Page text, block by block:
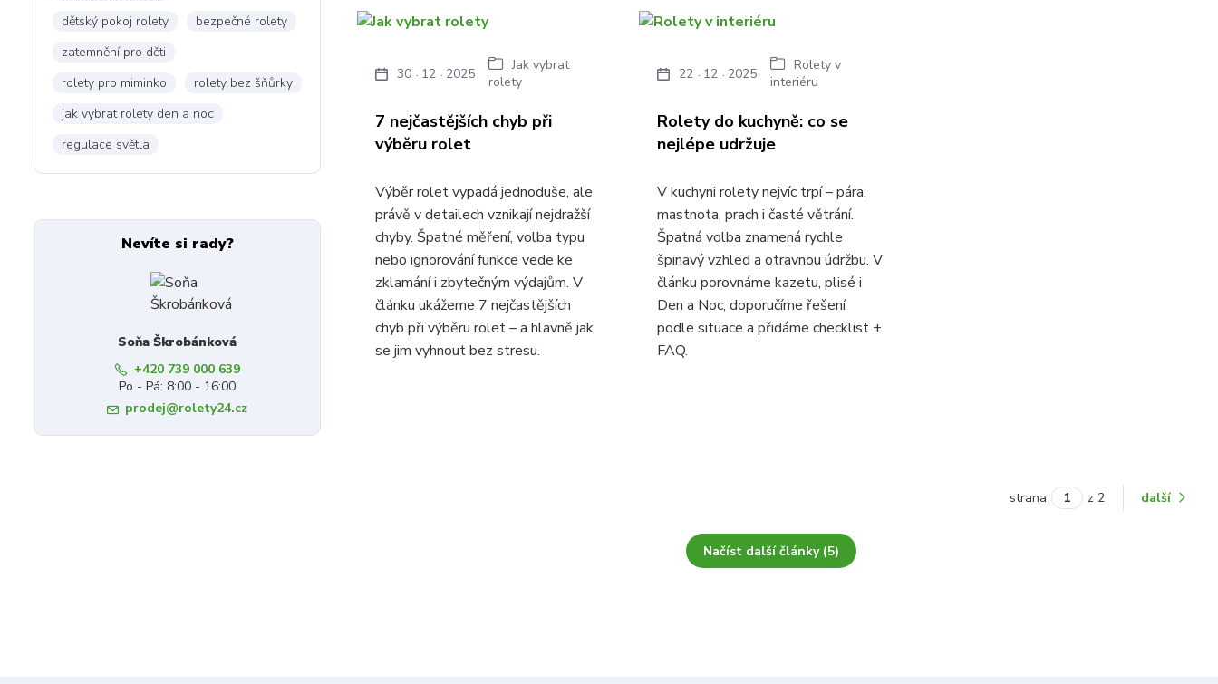
dětský pokoj rolety
bezpečné rolety
zatemnění pro děti
rolety pro miminko
rolety bez šňůrky
jak vybrat rolety den a noc
regulace světla
Nevíte si rady?
Soňa Škrobánková
+420 739 000 639
Po - Pá: 8:00 - 16:00
prodej@rolety24.cz
7 nejčastějších chyb při
výběru rolet
30 12 2025
Jak vybrat
rolety
Výběr rolet vypadá jednoduše, ale
právě v detailech vznikají nejdražší
chyby. Špatné měření, volba typu
nebo ignorování funkce vede ke
zklamání i zbytečným výdajům. V
článku ukážeme 7 nejčastějších
chyb při výběru rolet – a hlavně jak
se jim vyhnout bez stresu.
Rolety do kuchyně: co se
nejlépe udržuje
22 12 2025
Rolety v
interiéru
V kuchyni rolety nejvíc trpí – pára,
mastnota, prach i časté větrání.
Špatná volba znamená rychle
špinavý vzhled a otravnou údržbu. V
článku porovnáme kazetu, plisé i
Den a Noc, doporučíme řešení
podle situace a přidáme checklist +
FAQ.
Načíst další články (5)
strana z 2 další